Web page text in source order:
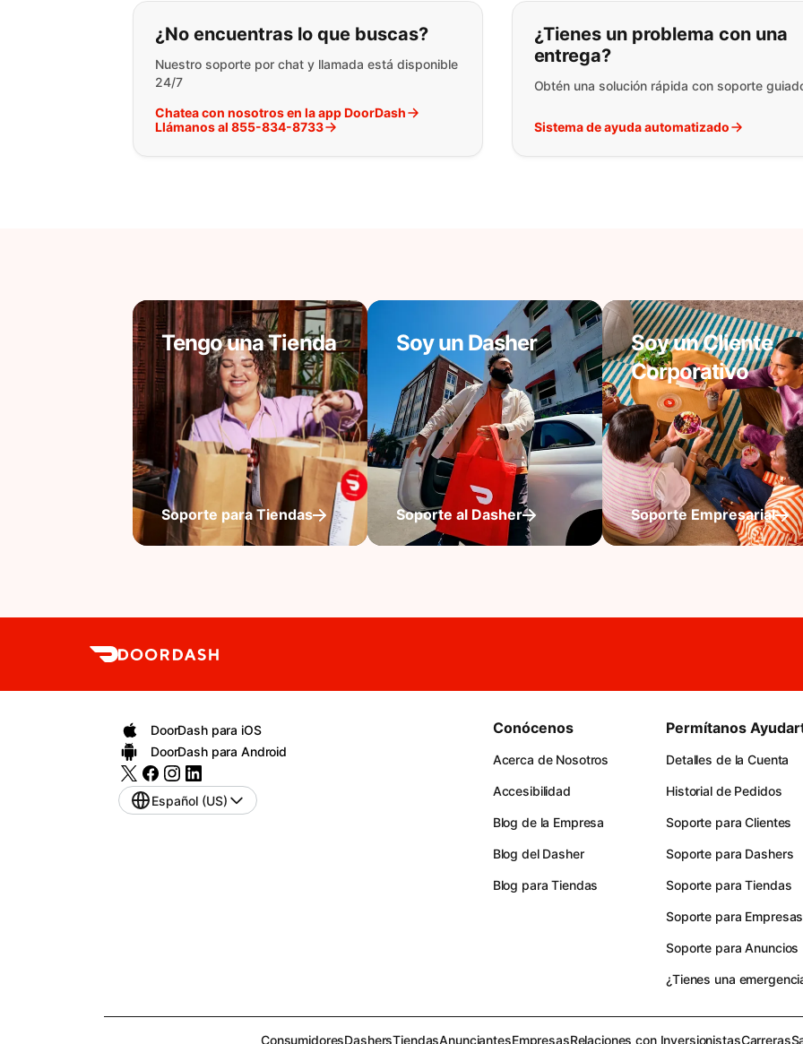
Si no puede encontrar lo que está buscando:
¿No encuentras lo que buscas?
Nuestro soporte por chat y llamada está disponible
24/7
Chatea con nosotros en la app DoorDash
Llámanos al 855-834-8733
¿Tienes un problema con una
entrega?
Obtén una solución rápida con soporte
Sistema de ayuda automatizado
Tengo una Tienda
Soporte para Tiendas
Soy un Dasher
Soporte al Dasher
Soy un Cliente
Corporativo
Soporte Empresarial
DoorDash para iOS
DoorDash para Android
Español (US)
Conócenos
Acerca de Nosotros
Accesibilidad
Blog de la Empresa
Blog del Dasher
Blog para Tiendas
Permítanos
Detalles de la Cuenta
Historial de Pedidos
Soporte para Clientes
Soporte para Dashers
Soporte para Tiendas
Soporte para Empresas
Soporte para Anuncios
¿Tienes una
ConsumidoresDashersTiendasAnunciantesEmpresasRelaciones con InversionistasCarreras